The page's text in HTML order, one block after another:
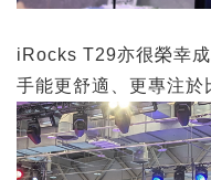
iRocks T29亦很榮幸
手能更舒適、更專注於